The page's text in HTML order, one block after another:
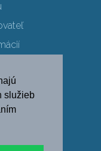
služieb
PL